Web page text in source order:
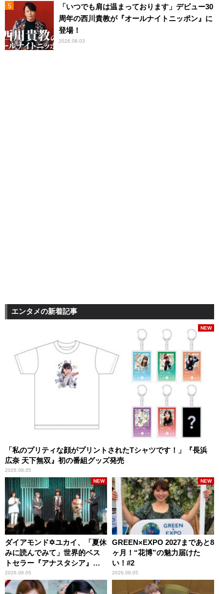
「いつでも肩は温まっております」デビュー30
周年の西川貴教が『オールナイトニッポン』に
登場！
2026.08.03
エンタメの新着記事
「私のプリティな顔がプリントされたTシャツです！」『長浜
広奈 天下無双』初の番組グッズ発売
2026.08.05
NEW
ダイアモンド✡ユカイ、「夏休
みに読んでみて」世界的ベス
トセラー『アナスタシア』を
紹介
2026.08.05
NEW
GREEN×EXPO 2027まであと8
ヶ月！“花博”の魅力届けた
い！#2
2026.08.05
NEW